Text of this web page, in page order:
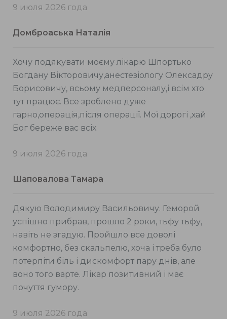
9 июля 2026 года
Домброаська Наталія
Хочу подякувати моєму лікарю Шпортько
Богдану Вікторовичу,анестезіологу Олексадру
Борисовичу, всьому медперсоналу,і всім хто
тут працює. Все зроблено дуже
гарно,операція,після операції. Мої дорогі ,хай
Бог береже вас всіх
9 июля 2026 года
Шаповалова Тамара
Дякую Володимиру Васильовичу. Геморой
успішно прибрав, прошло 2 роки, тьфу тьфу,
навіть не згадую. Пройшло все доволі
комфортно, без скальпелю, хоча і треба було
потерпіти біль і дискомфорт пару днів, але
воно того варте. Лікар позитивний і має
почуття гумору.
9 июля 2026 года